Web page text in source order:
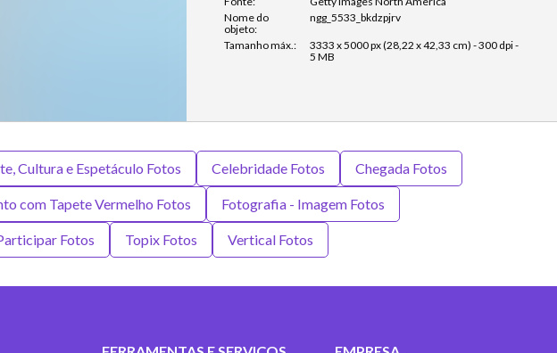
Nome do
objeto:
ngg_5533_bkdzpjrv
Tamanho máx.:
3333 x 5000 px (28,22 x 42,33 cm) - 300 dpi -
5 MB
Cultura e Espetáculo Fotos Celebridade Fotos Chegada Fotos
com Tapete Vermelho Fotos Fotografia - Imagem Fotos
Fotos Topix Fotos Vertical Fotos